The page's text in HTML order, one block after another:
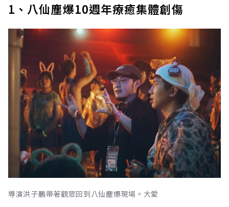
1、八仙塵爆10週年療癒集體創傷
導演洪子鵬帶著觀眾回到八仙塵爆現場。大愛